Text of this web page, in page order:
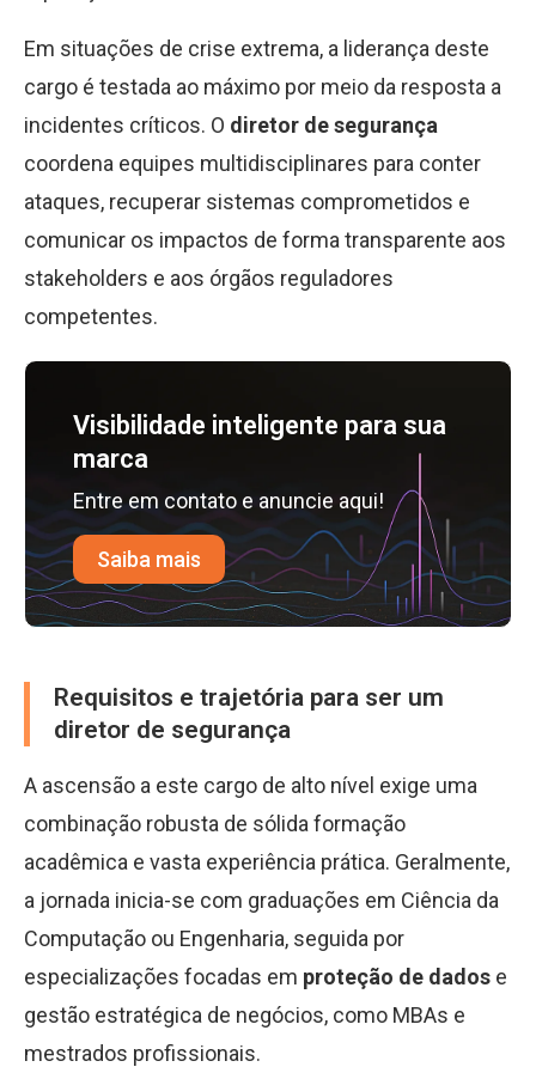
Em situações de crise extrema, a liderança deste
cargo é testada ao máximo por meio da resposta a
incidentes críticos. O diretor de segurança
coordena equipes multidisciplinares para conter
ataques, recuperar sistemas comprometidos e
comunicar os impactos de forma transparente aos
stakeholders e aos órgãos reguladores
competentes.
Visibilidade inteligente para sua
marca
Entre em contato e anuncie aqui!
Saiba mais
Requisitos e trajetória para ser um
diretor de segurança
A ascensão a este cargo de alto nível exige uma
combinação robusta de sólida formação
acadêmica e vasta experiência prática. Geralmente,
a jornada inicia-se com graduações em Ciência da
Computação ou Engenharia, seguida por
especializações focadas em proteção de dados e
gestão estratégica de negócios, como MBAs e
mestrados profissionais.